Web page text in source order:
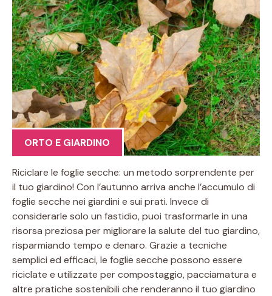
ORTO E GIARDINO
Riciclare le foglie secche: un metodo sorprendente per
il tuo giardino! Con l’autunno arriva anche l’accumulo di
foglie secche nei giardini e sui prati. Invece di
considerarle solo un fastidio, puoi trasformarle in una
risorsa preziosa per migliorare la salute del tuo giardino,
risparmiando tempo e denaro. Grazie a tecniche
semplici ed efficaci, le foglie secche possono essere
riciclate e utilizzate per compostaggio, pacciamatura e
altre pratiche sostenibili che renderanno il tuo giardino